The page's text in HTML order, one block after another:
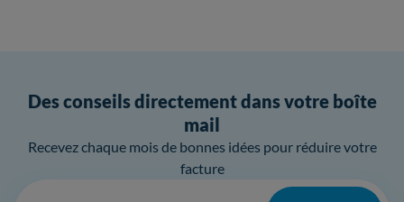
Des conseils directement dans votre boîte
mail
Recevez chaque mois de bonnes idées pour réduire votre
facture